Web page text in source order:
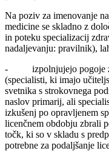
Na poziv za imenovanje
medicine se skladno z
in poteku specializacij
nadaljevanju: pravilnik),
- izpolnjujejo pogoje za
(specialisti, ki imajo
svetnika s strokovnega
naslov primarij, ali
izkušenj po opravljenem
licenčnem obdobju zbrali
točk, ki so v skladu s
potrebne za podaljšanje